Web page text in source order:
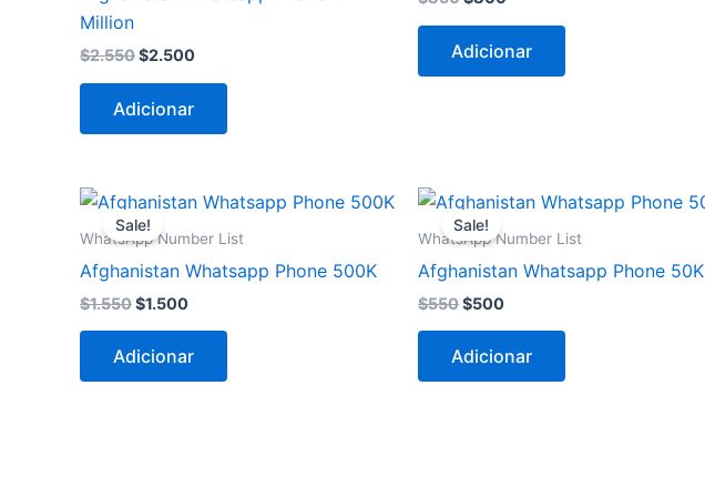
Million
$2.550$2.500
Adicionar
Adicionar
Sale!
WhatsApp Number List
Afghanistan Whatsapp Phone 500K
$1.550
O
preço
original
$1.550.
$1.500
O
atual
$1.500.
Adicionar
Sale!
WhatsApp Number List
Afghanistan Whatsapp Phone 50K
$550
O
preço
original
$550.
$500
O
preço
atual
$500.
Adicionar